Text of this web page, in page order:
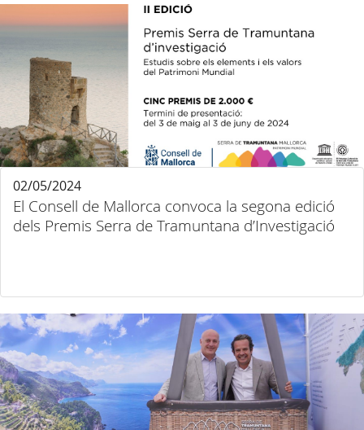
El Consell de Mallorca convoca la segona edició
dels Premis Serra de Tramuntana d’Investigació
02/05/2024